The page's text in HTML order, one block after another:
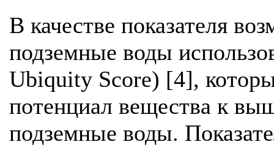
В качестве показателя
подземные воды
Ubiquity Score) [4],
потенциал вещества к
подземные воды.